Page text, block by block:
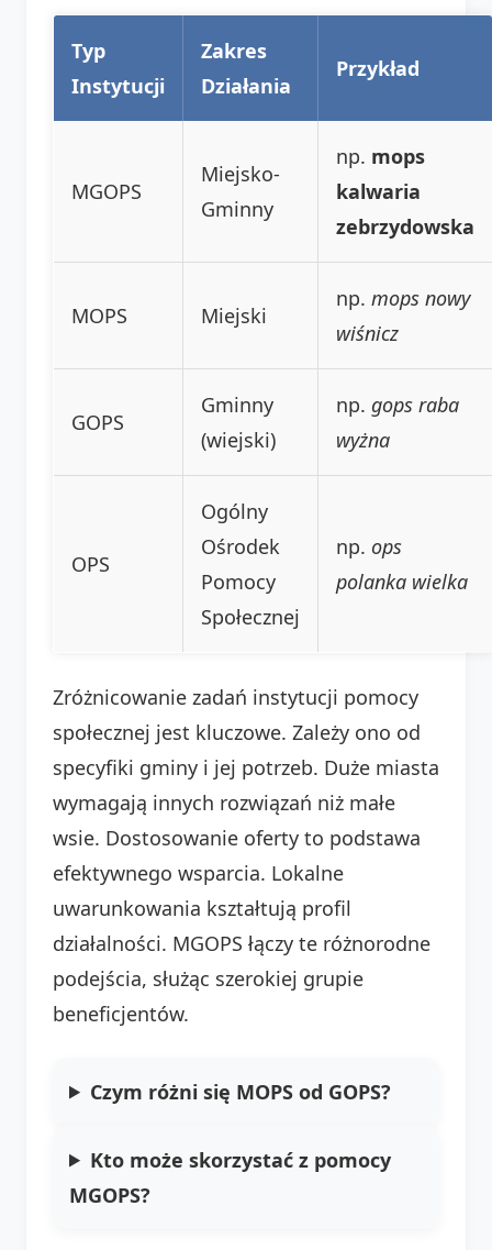
Typ
Instytucji
Zakres
Działania
Przykład
MGOPS
Miejsko-
Gminny
np. mops
kalwaria
zebrzydowska
MOPS Miejski
np. mops nowy
wiśnicz
GOPS
Gminny
(wiejski)
np. gops raba
wyżna
OPS
Ogólny
Ośrodek
Pomocy
Społecznej
np. ops
polanka wielka
Zróżnicowanie zadań instytucji pomocy
społecznej jest kluczowe. Zależy ono od
specyfiki gminy i jej potrzeb. Duże miasta
wymagają innych rozwiązań niż małe
wsie. Dostosowanie oferty to podstawa
efektywnego wsparcia. Lokalne
uwarunkowania kształtują profil
działalności. MGOPS łączy te różnorodne
podejścia, służąc szerokiej grupie
beneficjentów.
Czym różni się MOPS od GOPS?
Kto może skorzystać z pomocy
MGOPS?